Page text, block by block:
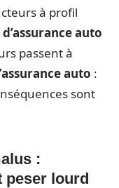
à profil
auto
passent à
auto :
sont
:
peser lourd